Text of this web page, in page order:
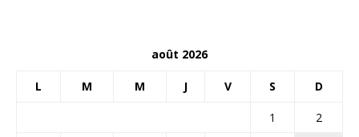
août 2026
L M M J V S D
1
2